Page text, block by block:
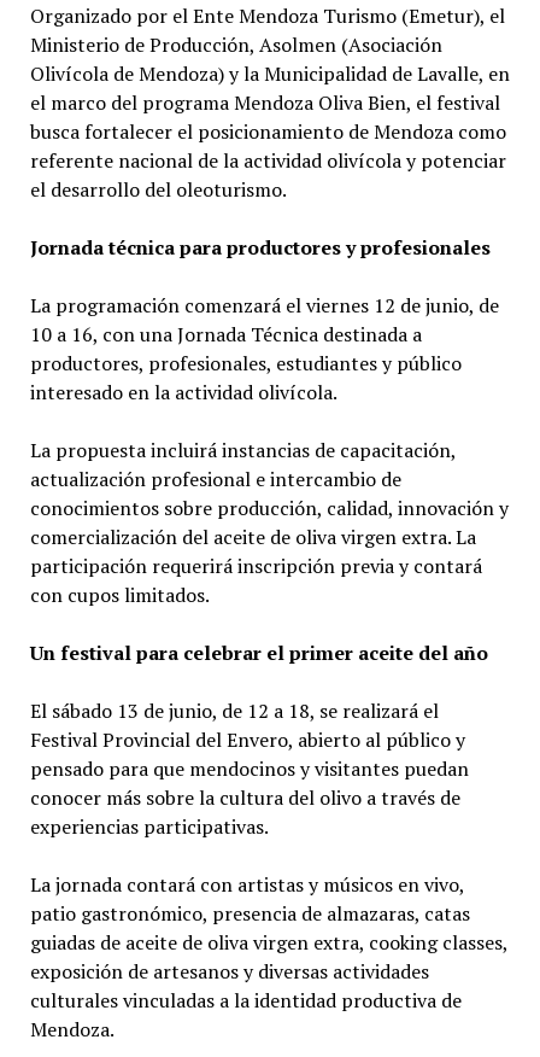
Organizado por el Ente Mendoza Turismo (Emetur), el
Ministerio de Producción, Asolmen (Asociación
Olivícola de Mendoza) y la Municipalidad de Lavalle, en
el marco del programa Mendoza Oliva Bien, el festival
busca fortalecer el posicionamiento de Mendoza como
referente nacional de la actividad olivícola y potenciar
el desarrollo del oleoturismo.
Jornada técnica para productores y profesionales
La programación comenzará el viernes 12 de junio, de
10 a 16, con una Jornada Técnica destinada a
productores, profesionales, estudiantes y público
interesado en la actividad olivícola.
La propuesta incluirá instancias de capacitación,
actualización profesional e intercambio de
conocimientos sobre producción, calidad, innovación y
comercialización del aceite de oliva virgen extra. La
participación requerirá inscripción previa y contará
con cupos limitados.
Un festival para celebrar el primer aceite del año
El sábado 13 de junio, de 12 a 18, se realizará el
Festival Provincial del Envero, abierto al público y
pensado para que mendocinos y visitantes puedan
conocer más sobre la cultura del olivo a través de
experiencias participativas.
La jornada contará con artistas y músicos en vivo,
patio gastronómico, presencia de almazaras, catas
guiadas de aceite de oliva virgen extra, cooking classes,
exposición de artesanos y diversas actividades
culturales vinculadas a la identidad productiva de
Mendoza.